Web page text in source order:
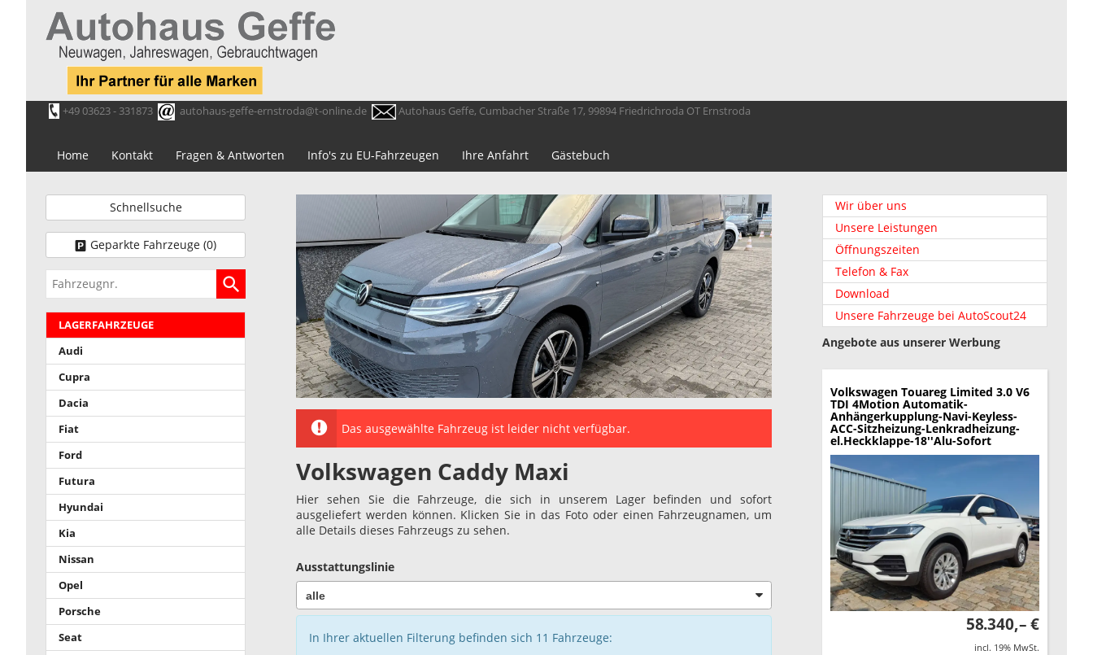
+49 03623 - 331873 autohaus-geffe-ernstroda@t-online.de Autohaus Geffe, Cumbacher Straße 17, 99894 Friedrichroda OT Ernstroda
Home Kontakt Fragen & Antworten Info's zu EU-Fahrzeugen Ihre Anfahrt Gästebuch
Das ausgewählte Fahrzeug ist leider nicht verfügbar.
Volkswagen Caddy Maxi
Hier sehen Sie die Fahrzeuge, die sich in unserem Lager befinden und sofort
ausgeliefert werden können. Klicken Sie in das Foto oder einen Fahrzeugnamen, um
alle Details dieses Fahrzeugs zu sehen.
Ausstattungslinie
In Ihrer aktuellen Filterung befinden sich 11 Fahrzeuge:
Schnellsuche
Geparkte Fahrzeuge (0)
Fahrzeugnr.
LAGERFAHRZEUGE
Audi
Cupra
Dacia
Fiat
Ford
Futura
Hyundai
Kia
Nissan
Opel
Porsche
Seat
Wir über uns
Unsere Leistungen
Öffnungszeiten
Telefon & Fax
Download
Unsere Fahrzeuge bei AutoScout24
Angebote aus unserer Werbung
Volkswagen Touareg Limited 3.0 V6
TDI 4Motion Automatik-
Anhängerkupplung-Navi-Keyless-
ACC-Sitzheizung-Lenkradheizung-
el.Heckklappe-18''Alu-Sofort
58.340,– €
incl. 19% MwSt.